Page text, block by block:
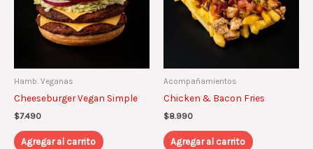
Hamb. Veganas
Cheeseburger Vegan Simple
$7.490
Agregar al carrito
Acompañamientos
Chicken & Bacon Fries
$8.990
Agregar al carrito